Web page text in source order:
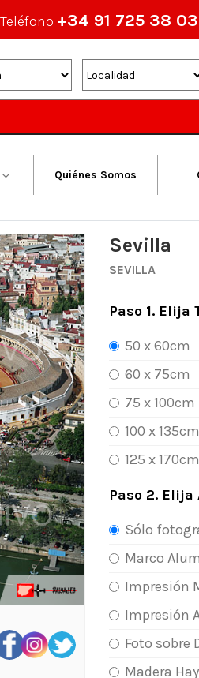
Teléfono +34 91 725 38 03
Quiénes Somos
Sevilla
SEVILLA
Paso 1. Elija
50 x 60cm
60 x 75cm
75 x 100cm
100 x 135cm
125 x 170cm
Paso 2. Elija
Sólo
Marco
Impresión
Impresión
Foto sobre
Madera